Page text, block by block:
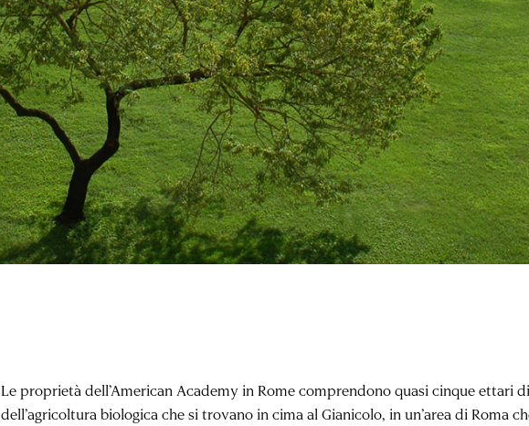
Le proprietà dell’American Academy in Rome comprendono quasi cinque ettari
dell’agricoltura biologica che si trovano in cima al Gianicolo, in un’area di Roma